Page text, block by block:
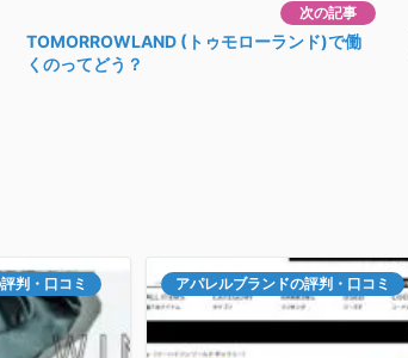
次の記事
TOMORROWLAND (トゥモローランド)で働
くのってどう？
判・口コミ アパレルブランドの評判・口コミ